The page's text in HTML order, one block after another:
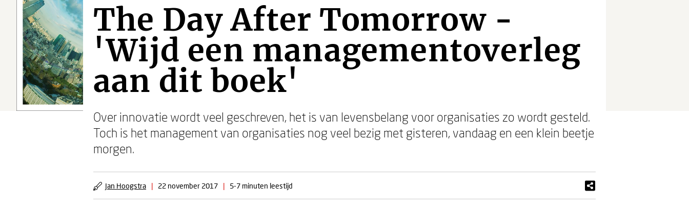
The Day After Tomorrow -
'Wijd een managementoverleg
aan dit boek'
Over innovatie wordt veel geschreven, het is van levensbelang voor organisaties zo wordt gesteld.
Toch is het management van organisaties nog veel bezig met gisteren, vandaag en een klein beetje
morgen.
Jan Hoogstra | 22 november 2017 | 5-7 minuten leestijd